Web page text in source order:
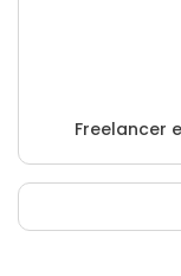
Freelancer